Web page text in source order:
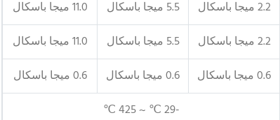
2.2 ميجا باسكال 5.5 ميجا باسكال
11.0 ميجا باسكال
2.2 ميجا باسكال 5.5 ميجا باسكال
11.0 ميجا باسكال
0.6 ميجا باسكال 0.6 ميجا باسكال
0.6 ميجا باسكال
-29 ℃ ~ 425 ℃